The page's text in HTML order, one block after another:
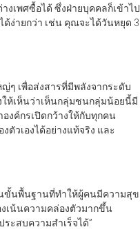
งเพศซื้อได้ ซึ่งฝ่ายบุคคลก็เข้าไป
ง่ายกว่า เช่น คุณจะได้วันหยุด 3
ๆ เพื่อส่งสารที่มีพลังจากระดับ
ให้เห็นว่าเห็นกลุ่มชนกลุ่มน้อยนี้มี
งค์กรเปิดกว้างให้กับทุกคน
ตัวเองได้อย่างแท้จริง และ
ขั้นพื้นฐานที่ทำให้ผู้คนมีความสุข
เน้นความคล่องตัวมากขึ้น
ะสบความสำเร็จได้”